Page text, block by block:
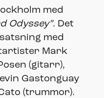
med
Odyssey”. Det
med
Mark
(gitarr),
Gastonguay
(trummor).